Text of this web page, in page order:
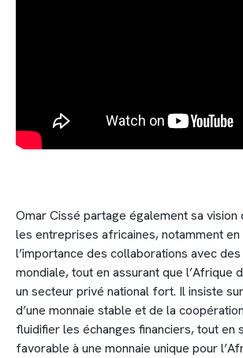
Omar Cissé partage également sa vision
les entreprises africaines, notamment en
l’importance des collaborations avec
mondiale, tout en assurant que l’Afrique
un secteur privé national fort. Il insiste
d’une monnaie stable et de la
fluidifier les échanges financiers, tout en
favorable à une monnaie unique pour